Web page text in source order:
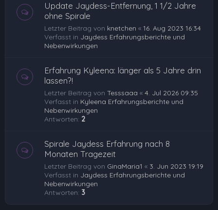
Update Jaydess-Entfernung, 1 1/2 Jahre
ohne Spirale
Letzter Beitrag von knetchen « 16. Aug 2023 16:34
Verfasst in Jaydess Erfahrungsberichte und
Nebenwirkungen
Erfahrung Kyleena: länger als 5 Jahre drin
lassen?!
Letzter Beitrag von Tesssaaa « 4. Jul 2026 09:35
Verfasst in Kyleena Erfahrungsberichte und
Nebenwirkungen
Antworten: 2
Spirale Jaydess Erfahrung nach 8
Monaten Tragezeit
Letzter Beitrag von GinaMaria1 « 3. Jun 2023 19:19
Verfasst in Jaydess Erfahrungsberichte und
Nebenwirkungen
Antworten: 3